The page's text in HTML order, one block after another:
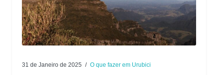
31 de Janeiro de 2025 O que fazer em Urubici